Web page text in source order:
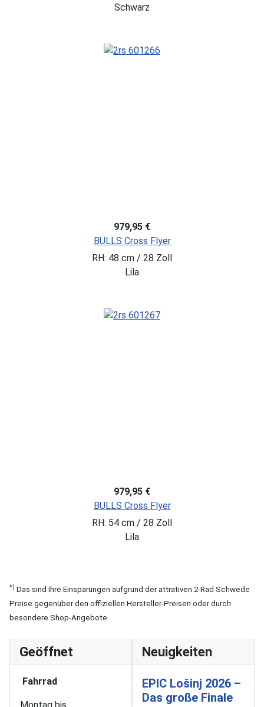
Schwarz
979,95 €
BULLS Cross Flyer
RH: 48 cm / 28 Zoll
Lila
979,95 €
BULLS Cross Flyer
RH: 54 cm / 28 Zoll
Lila
*) Das sind Ihre Einsparungen aufgrund der attrativen 2-Rad Schwede
Preise gegenüber den offiziellen Hersteller-Preisen oder durch
besondere Shop-Angebote
Geöffnet
Fahrrad
Neuigkeiten
EPIC Lošinj 2026 –
Das große Finale